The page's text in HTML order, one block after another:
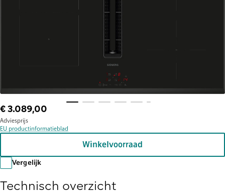
€ 3.089,00
Adviesprijs
EU productinformatieblad
Winkelvoorraad
Vergelijk
Technisch overzicht